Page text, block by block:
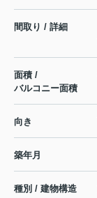
間取り / 詳細
面積 /
バルコニー面積
向き
築年月
種別 / 建物構造